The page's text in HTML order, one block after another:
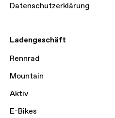
Datenschutzerklärung
Ladengeschäft
Rennrad
Mountain
Aktiv
E-Bikes